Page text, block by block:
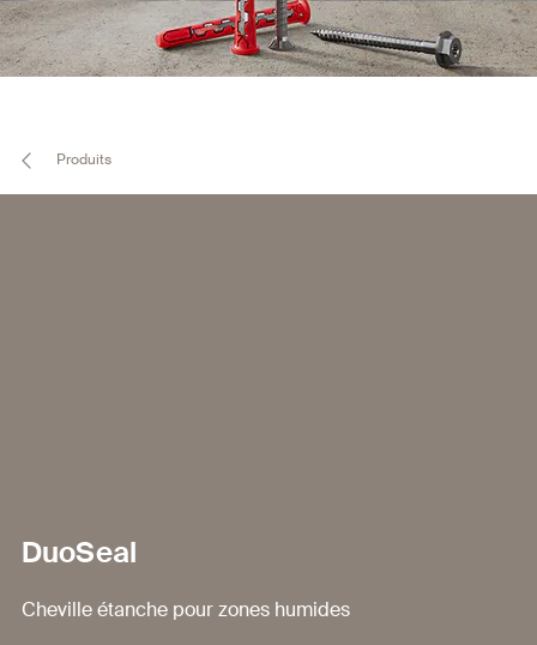
Produits
DuoSeal
Cheville étanche pour zones humides